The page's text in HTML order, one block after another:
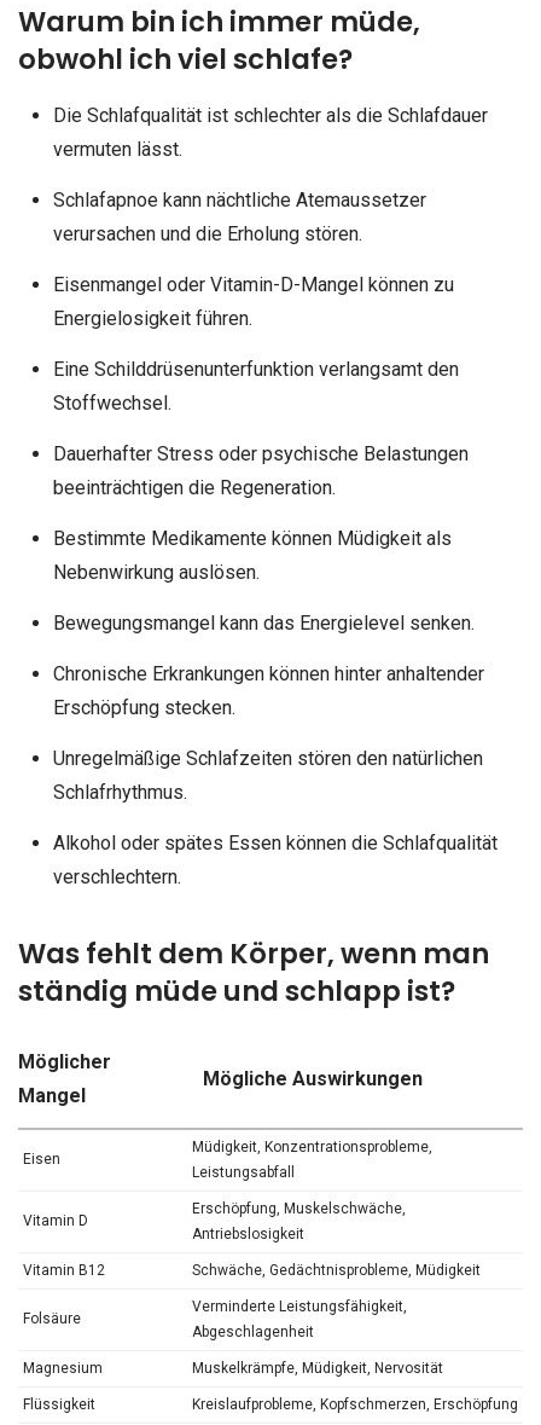
Warum bin ich immer müde,
obwohl ich viel schlafe?
Die Schlafqualität ist schlechter als die Schlafdauer
vermuten lässt.
Schlafapnoe kann nächtliche Atemaussetzer
verursachen und die Erholung stören.
Eisenmangel oder Vitamin-D-Mangel können zu
Energielosigkeit führen.
Eine Schilddrüsenunterfunktion verlangsamt den
Stoffwechsel.
Dauerhafter Stress oder psychische Belastungen
beeinträchtigen die Regeneration.
Bestimmte Medikamente können Müdigkeit als
Nebenwirkung auslösen.
Bewegungsmangel kann das Energielevel senken.
Chronische Erkrankungen können hinter anhaltender
Erschöpfung stecken.
Unregelmäßige Schlafzeiten stören den natürlichen
Schlafrhythmus.
Alkohol oder spätes Essen können die Schlafqualität
verschlechtern.
Was fehlt dem Körper, wenn man
ständig müde und schlapp ist?
Möglicher
Mangel
Mögliche Auswirkungen
Eisen
Müdigkeit, Konzentrationsprobleme,
Leistungsabfall
Vitamin D
Erschöpfung, Muskelschwäche,
Antriebslosigkeit
Vitamin B12 Schwäche, Gedächtnisprobleme, Müdigkeit
Folsäure
Verminderte Leistungsfähigkeit,
Abgeschlagenheit
Magnesium Muskelkrämpfe, Müdigkeit, Nervosität
Flüssigkeit Kreislaufprobleme, Kopfschmerzen, Erschöpfung